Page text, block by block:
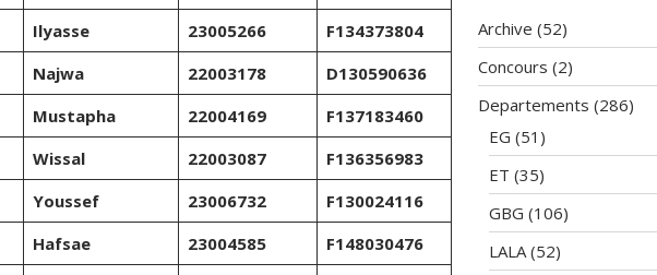
Ilyasse 23005266 F134373804
Najwa 22003178
D130590636
Mustapha 22004169
F137183460
Wissal 22003087 F136356983
Youssef 23006732
F130024116
Hafsae 23004585
F148030476
Archive (52)
Concours (2)
Departements (286)
EG (51)
ET (35)
GBG (106)
LALA(52)